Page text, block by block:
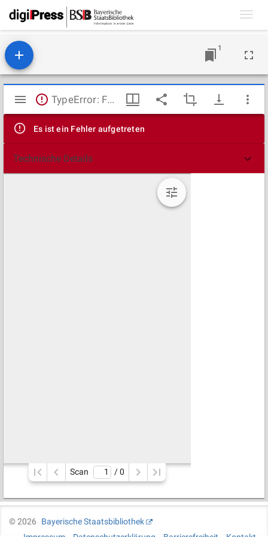
1
Mirador
Viewer
TypeError: Failed to fetch
Es ist ein Fehler aufgetreten
Technische Details
Scan / 0
©2026
Bayerische Staatsbibliothek